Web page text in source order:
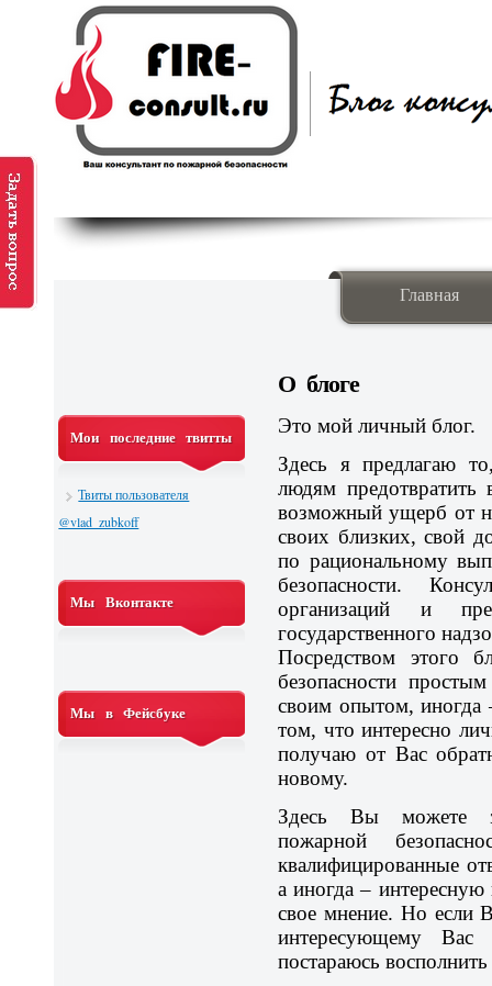
Главная
О блоге
Это мой личный блог.
Здесь я предлагаю
людям предотвратить
возможный ущерб от
своих близких, свой
по рациональному
безопасности.
организаций и
государственного
Посредством этого
безопасности
своим опытом,
том, что интересно
получаю от Вас
новому.
Здесь Вы можете
пожарной
квалифицированные
а иногда –
свое мнение. Но если
интересующему
постараюсь
Мои последние твитты
Твиты пользователя
@vlad_zubkoff
Мы Вконтакте
Мы в Фейсбуке